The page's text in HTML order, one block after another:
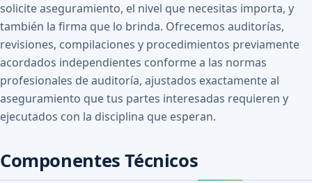
solicite aseguramiento, el nivel que necesitas importa, y
también la firma que lo brinda. Ofrecemos auditorías,
revisiones, compilaciones y procedimientos previamente
acordados independientes conforme a las normas
profesionales de auditoría, ajustados exactamente al
aseguramiento que tus partes interesadas requieren y
ejecutados con la disciplina que esperan.
Componentes Técnicos